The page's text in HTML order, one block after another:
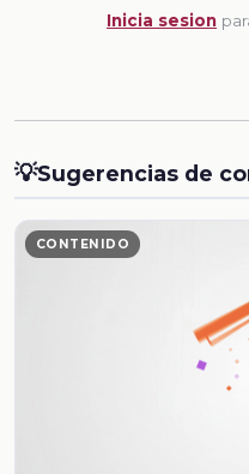
Inicia sesion
💡Sugerencias de
CONTENIDO